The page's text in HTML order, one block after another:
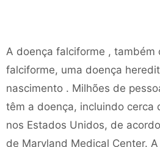
A doença falciforme , também
falciforme, uma doença
nascimento . Milhões de
têm a doença, incluindo cerca
nos Estados Unidos, de
de Maryland Medical Center.